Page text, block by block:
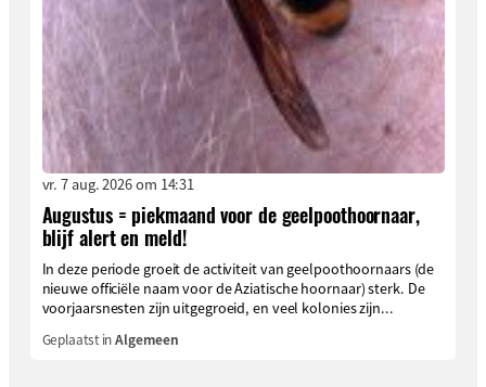
vr. 7 aug. 2026 om 14:31
Augustus = piekmaand voor de geelpoothoornaar,
blijf alert en meld!
In deze periode groeit de activiteit van geelpoothoornaars (de
nieuwe officiële naam voor de Aziatische hoornaar) sterk. De
voorjaarsnesten zijn uitgegroeid, en veel kolonies zijn...
Geplaatst inAlgemeen